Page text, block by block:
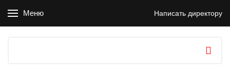
Меню Написать директору